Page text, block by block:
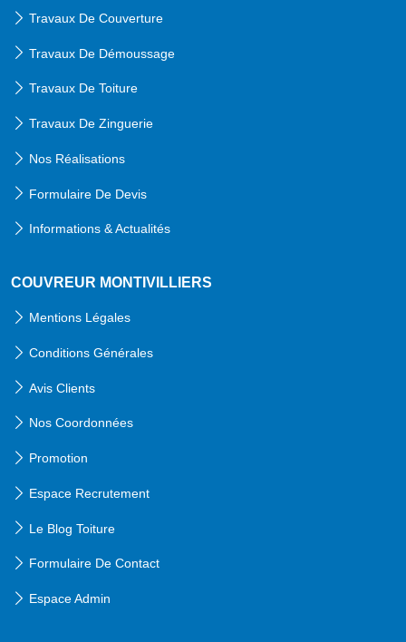
Travaux De Couverture
Travaux De Démoussage
Travaux De Toiture
Travaux De Zinguerie
Nos Réalisations
Formulaire De Devis
Informations & Actualités
COUVREUR MONTIVILLIERS
Mentions Légales
Conditions Générales
Avis Clients
Nos Coordonnées
Promotion
Espace Recrutement
Le Blog Toiture
Formulaire De Contact
Espace Admin